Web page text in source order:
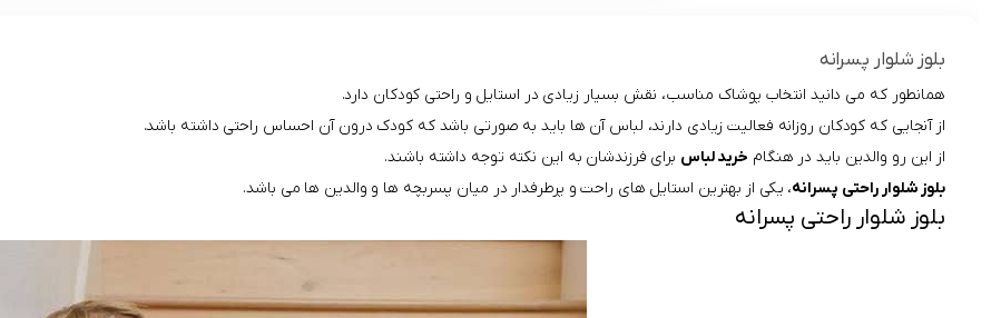
بلوز شلوار پسرانه
همانطور که می دانید انتخاب پوشاک مناسب، نقش بسیار زیادی در استایل و راحتی کودکان دارد.
از آنجایی که کودکان روزانه فعالیت زیادی دارند، لباس آن ها باید به صورتی باشد که کودک درون آن احساس راحتی داشته باشد.
از این رو والدین باید در هنگام خرید لباس برای فرزندشان به این نکته توجه داشته باشند.
بلوز شلوار راحتی پسرانه، یکی از بهترین استایل های راحت و پرطرفدار در میان پسربچه ها و والدین ها می باشد.
بلوز شلوار راحتی پسرانه